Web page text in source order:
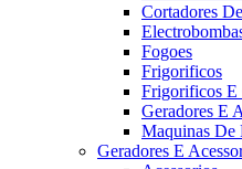
Cortadores
Fogoes
Frigorificos
Frigorificos E
Geradores E
Maquinas De
Geradores E